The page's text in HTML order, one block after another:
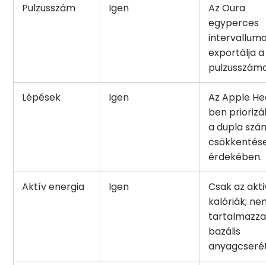
Pulzusszám Igen
Az Oura
egyperces
exportálja a
Lépések Igen
Az Apple
ben
a dupla
érdekében.
Aktív energia Igen
Csak az
kalóriák;
bazális